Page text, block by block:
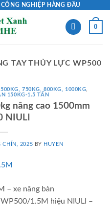
NGHIỆP HÀNG ĐẦU
0
TAY THỦY LỰC WP500
750KG, 800KG, 1000KG
150KG-1.5 TẤN
nâng cao 1500mm
NIULI
CHÍN, 2025 BY HUYEN
– xe nâng bàn
1.5M hiệu NIULI –